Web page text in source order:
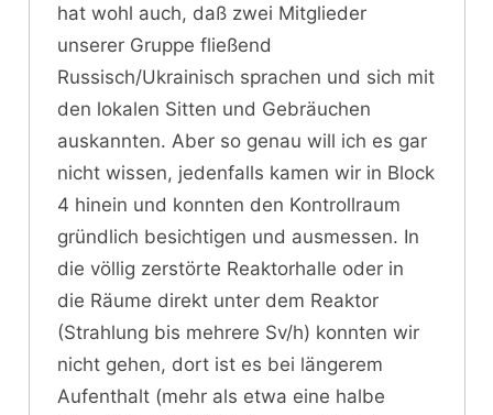
hat wohl auch, daß zwei Mitglieder
unserer Gruppe fließend
Russisch/Ukrainisch sprachen und sich mit
den lokalen Sitten und Gebräuchen
auskannten. Aber so genau will ich es gar
nicht wissen, jedenfalls kamen wir in Block
4 hinein und konnten den Kontrollraum
gründlich besichtigen und ausmessen. In
die völlig zerstörte Reaktorhalle oder in
die Räume direkt unter dem Reaktor
(Strahlung bis mehrere Sv/h) konnten wir
nicht gehen, dort ist es bei längerem
Aufenthalt (mehr als etwa eine halbe